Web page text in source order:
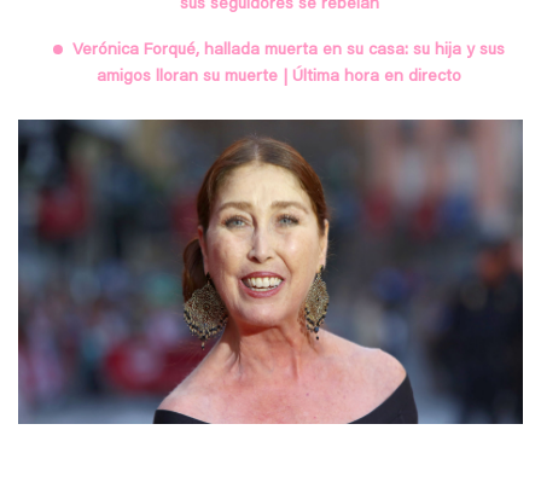
sus seguidores se rebelan
Verónica Forqué, hallada muerta en su casa: su hija y sus
amigos lloran su muerte | Última hora en directo